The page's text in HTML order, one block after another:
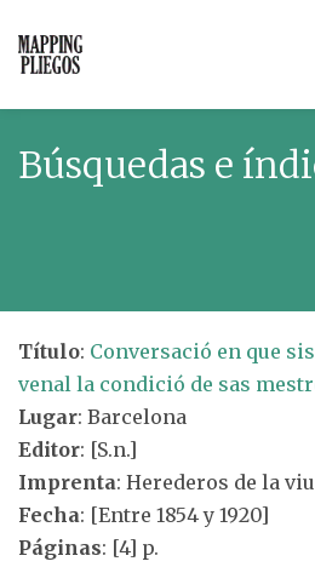
Búsquedas e
Título: Conversació en que
venal la condició de sas
Lugar: Barcelona
Editor: [S.n.]
Imprenta: Herederos de la
Fecha: [Entre 1854 y 1920]
Páginas: [4] p.